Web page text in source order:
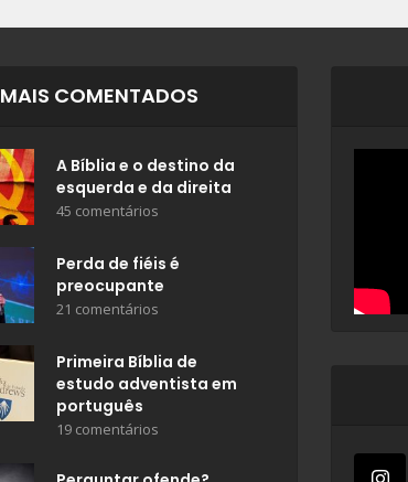
MAIS COMENTADOS
A Bíblia e o destino da
esquerda e da direita
45 comentários
Perda de fiéis é
preocupante
21 comentários
Primeira Bíblia de
estudo adventista em
português
19 comentários